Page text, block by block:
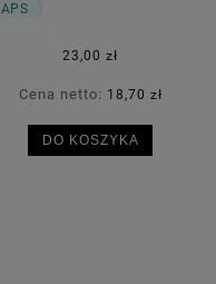
APS
23,00 zł
Cena netto: 18,70 zł
DO KOSZYKA